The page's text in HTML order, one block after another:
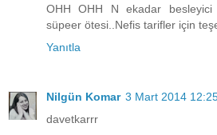
OHH OHH N ekadar besleyici
süpeer ötesi..Nefis tarifler için
Yanıtla
Nilgün Komar 3 Mart 2014
davetkarrr